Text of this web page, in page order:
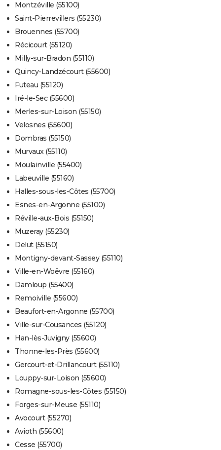
Montzéville (55100)
Saint-Pierrevillers (55230)
Brouennes (55700)
Récicourt (55120)
Milly-sur-Bradon (55110)
Quincy-Landzécourt (55600)
Futeau (55120)
Iré-le-Sec (55600)
Merles-sur-Loison (55150)
Velosnes (55600)
Dombras (55150)
Murvaux (55110)
Moulainville (55400)
Labeuville (55160)
Halles-sous-les-Côtes (55700)
Esnes-en-Argonne (55100)
Réville-aux-Bois (55150)
Muzeray (55230)
Delut (55150)
Montigny-devant-Sassey (55110)
Ville-en-Woëvre (55160)
Damloup (55400)
Remoiville (55600)
Beaufort-en-Argonne (55700)
Ville-sur-Cousances (55120)
Han-lès-Juvigny (55600)
Thonne-les-Près (55600)
Gercourt-et-Drillancourt (55110)
Louppy-sur-Loison (55600)
Romagne-sous-les-Côtes (55150)
Forges-sur-Meuse (55110)
Avocourt (55270)
Avioth (55600)
Cesse (55700)